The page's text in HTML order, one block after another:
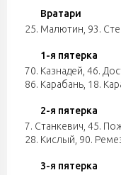
Вратари
25. Малютин 93.
1-я пятерка
70. Казнадей 46.
86. Карабань 18.
2-я пятерка
7. Станкевич 45.
28. Кислый 90.
3-я пятерка